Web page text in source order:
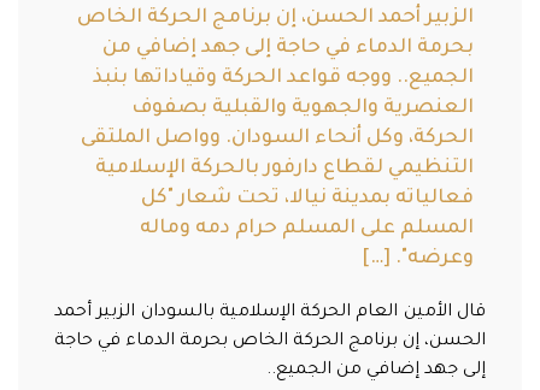
الزبير أحمد الحسن، إن برنامج الحركة الخاص
بحرمة الدماء في حاجة إلى جهد إضافي من
الجميع.. ووجه قواعد الحركة وقياداتها بنبذ
العنصرية والجهوية والقبلية بصفوف
الحركة، وكل أنحاء السودان. وواصل الملتقى
التنظيمي لقطاع دارفور بالحركة الإسلامية
فعالياته بمدينة نيالا، تحت شعار "كل
المسلم على المسلم حرام دمه وماله
وعرضه". […]
قال الأمين العام الحركة الإسلامية بالسودان الزبير أحمد
الحسن، إن برنامج الحركة الخاص بحرمة الدماء في حاجة
إلى جهد إضافي من الجميع..